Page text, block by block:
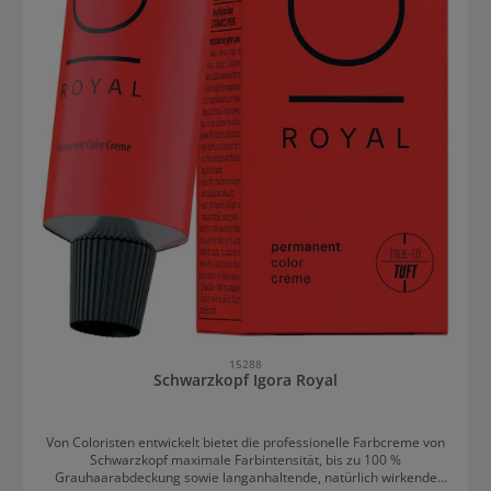
15288
Schwarzkopf Igora Royal
Von Coloristen entwickelt bietet die professionelle Farbcreme von
Schwarzkopf maximale Farbintensität, bis zu 100 %
Grauhaarabdeckung sowie langanhaltende, natürlich wirkende